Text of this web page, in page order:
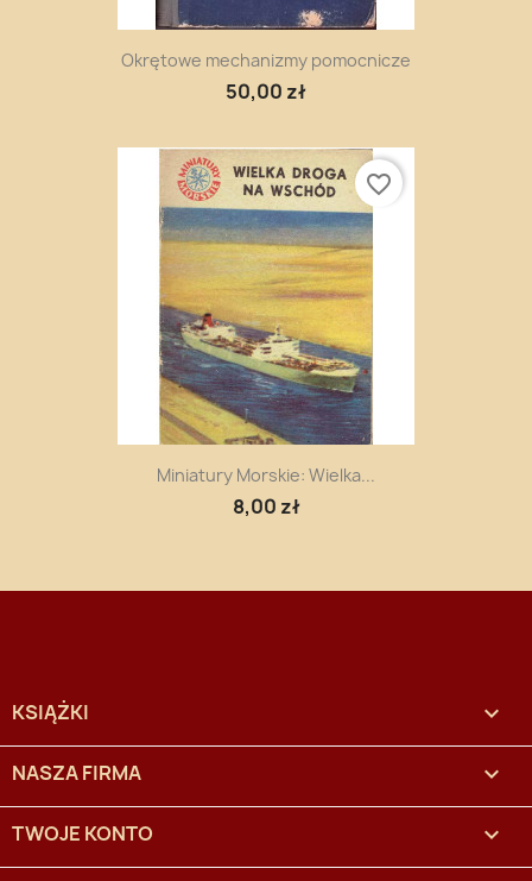
Okrętowe mechanizmy pomocnicze
50,00 zł
Miniatury Morskie: Wielka...
8,00 zł
favorite_border
KSIĄŻKI 
NASZA FIRMA 
TWOJE KONTO 